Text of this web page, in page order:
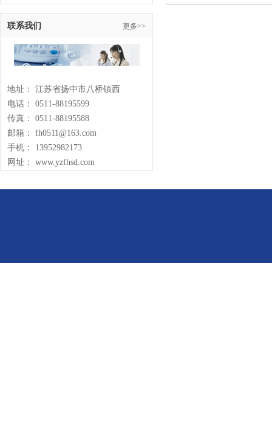
联系我们 更多>>
地址： 江苏省扬中市八桥镇西
电话： 0511-88195599
传真： 0511-88195588
邮箱： fh0511@163.com
手机： 13952982173
网址： www.yzfhsd.com